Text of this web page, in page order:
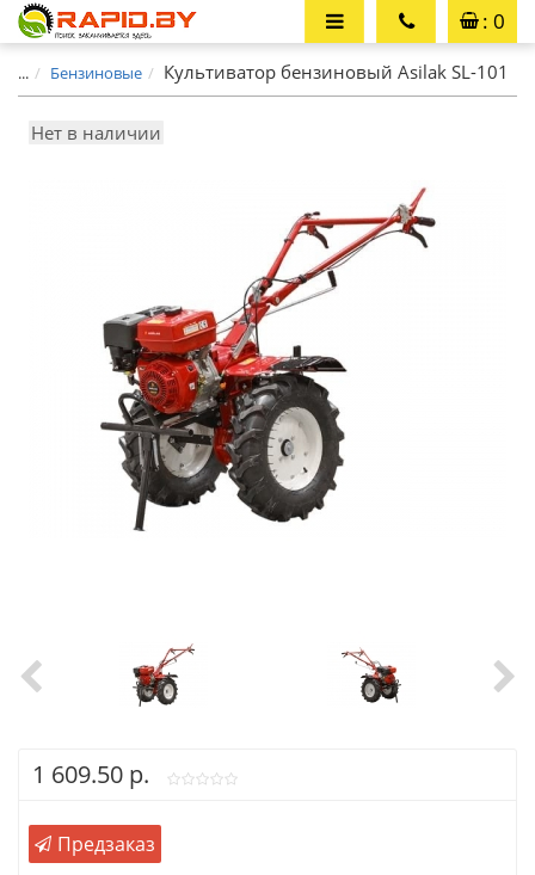
: 0
... Бензиновые Культиватор бензиновый Asilak SL-101
Нет в наличии
1 609.50 р.
Предзаказ